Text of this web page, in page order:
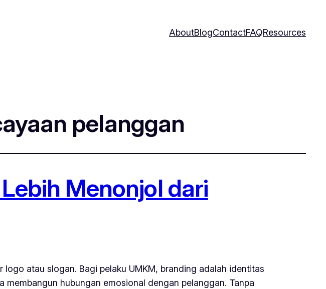
AboutBlogContactFAQResources
pelanggan
Menonjol dari
atau slogan. Bagi pelaku UMKM, branding adalah identitas
hubungan emosional dengan pelanggan. Tanpa